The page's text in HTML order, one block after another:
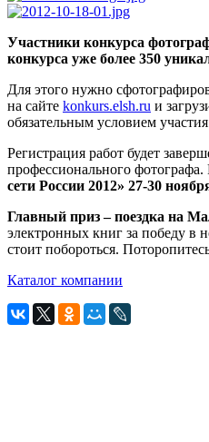
Участники конкурса
конкурса уже более 350
Для этого нужно
на сайте konkurs.elsh.ru и
обязательным условием
Регистрация работ будет
профессионального фотографа.
сети России 2012» 27-30
Главный приз – поездка на
электронных книг за победу в
стоит побороться.
Каталог компании